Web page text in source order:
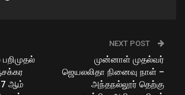
ஆம்
NEXT POST
முன்னாள் முதல்வர்
ஜெயலலிதா நினைவு நாள் –
அந்தநல்லூர் தெற்கு